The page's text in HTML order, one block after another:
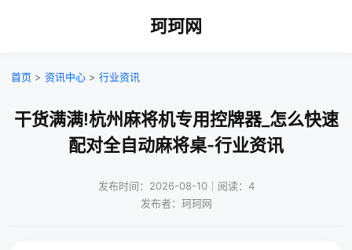
珂珂网
首页 > 资讯中心 > 行业资讯
干货满满!杭州麻将机专用控牌器_怎么快速
配对全自动麻将桌-行业资讯
发布时间：2026-08-10｜阅读：4
发布者：珂珂网